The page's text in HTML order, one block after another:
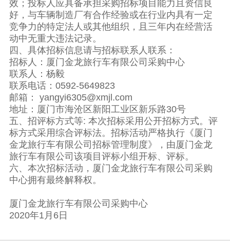
效；投标人应具备承担采购招标项目能力且资信良
好，与车辆制造厂有合作经验或在行业内具有一定
竞争力的特定法人或其他组织，且三年内在经营活
动中无重大违法记录。
四、具体招标信息请与招标联系人联系：
招标人：厦门金龙旅行车有限公司采购中心
联系人：杨毅
联系电话：0592-5649823
邮箱： yangyi6305@xmjl.com
地址：厦门市海沧区新阳工业区新乐路30号
五、招评标方式等: 本次招标采用公开招标方式。评
标方式采用综合评标法。招标活动严格执行《厦门
金龙旅行车有限公司招标管理制度》，由厦门金龙
旅行车有限公司该项目评标小组开标、评标。
六、本次招标活动，厦门金龙旅行车有限公司采购
中心拥有最终解释权。
厦门金龙旅行车有限公司采购中心
2020年1月6日